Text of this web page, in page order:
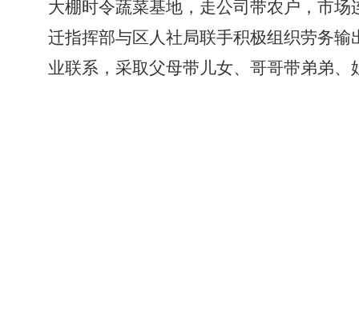
大棚时令蔬菜基地，走公司带农户，市
迁指挥部与区人社局联手积极组织劳务输
业联系，采取父母带儿女、哥哥带弟弟